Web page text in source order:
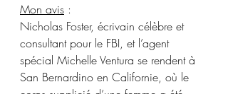
Mon avis :
Nicholas Foster, écrivain célèbre et
consultant pour le FBI, et l’agent
spécial Michelle Ventura se rendent à
San Bernardino en Californie, où le